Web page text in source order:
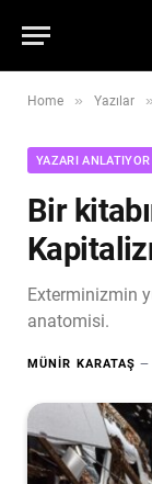
Home » Yazılar »
YAZARI ANLATIYOR
Bir
Exterminizmin
anatomisi.
MÜNIR KARATAŞ